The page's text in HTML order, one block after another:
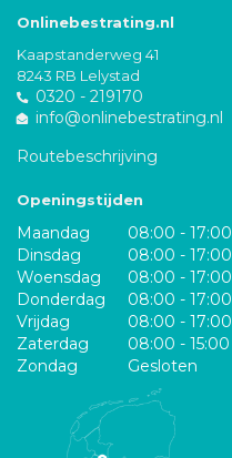
Onlinebestrating.nl
Kaapstanderweg 41
8243 RB Lelystad
0320 - 219170
info@onlinebestrating.nl
Routebeschrijving
Openingstijden
Maandag
08:00 - 17:00
Dinsdag
08:00 - 17:00
Woensdag
08:00 - 17:00
Donderdag
08:00 - 17:00
Vrijdag
08:00 - 17:00
Zaterdag
08:00 - 15:00
Zondag
Gesloten